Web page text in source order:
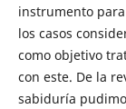
instrumento
los casos
como objetivo
con este. De la
sabiduría